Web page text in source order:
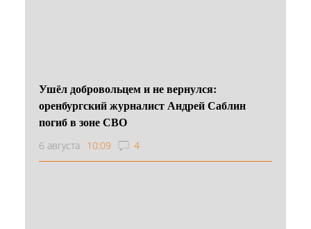
Ушёл добровольцем и не вернулся:
оренбургский журналист Андрей Саблин
погиб в зоне СВО
6 августа 10:09 4